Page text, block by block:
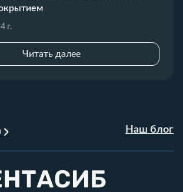
г.
Читать далее
Наш блог